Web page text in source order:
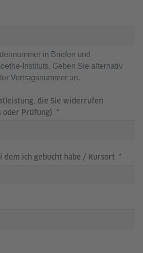
in Briefen und
Instituts. Geben Sie alternativ
Vertragsnummer an.
die Sie widerrufen
oder Prüfung)
dem ich gebucht habe / Kursort